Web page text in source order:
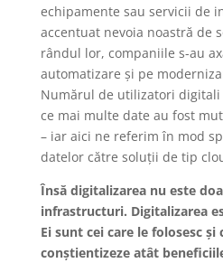
echipamente sau servicii de
accentuat nevoia noastră de
rândul lor, companiile s-au
automatizare și pe
Numărul de utilizatori
ce mai multe date au fost
– iar aici ne referim în mod
datelor către soluții de tip
Însă digitalizarea nu este
infrastructuri. Digitalizarea
Ei sunt cei care le folosesc și
conștientizeze atât